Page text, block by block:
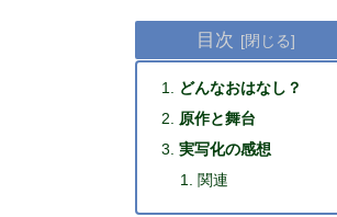
目次
どんなおはなし？
原作と舞台
実写化の感想
関連